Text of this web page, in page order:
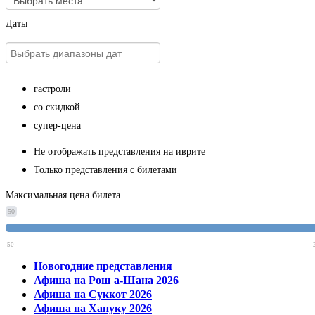
Даты
гастроли
со скидкой
супер-цена
Не отображать представления на иврите
Только представления с билетами
Максимальная цена билета
50
50
Новогодние представления
Афиша на Рош а-Шана 2026
Афиша на Суккот 2026
Афиша на Хануку 2026